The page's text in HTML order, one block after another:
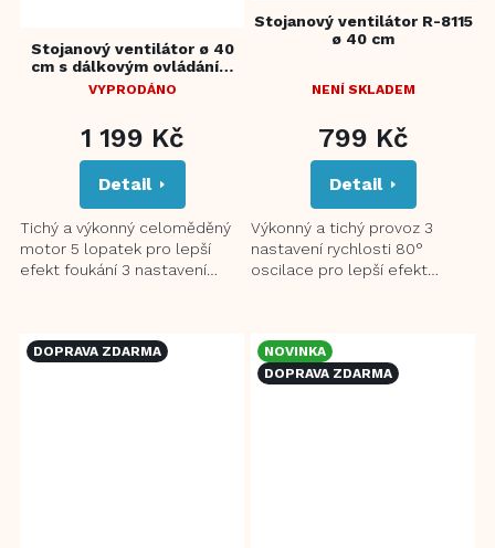
Stojanový ventilátor ø 40
cm s dálkovým ovládáním
R-869
PRŮMĚRNÉ
PRODUKTU
5
HVĚZDIČEK.
VYPRODÁNO
1 199 Kč
Detail
Tichý a výkonný celoměděný
motor 5 lopatek pro lepší
efekt foukání 3 nastavení
Stojanový ventilátor R-8115
ø 40 cm
NENÍ SKLADEM
799 Kč
Detail
Výkonný a tichý provoz 3
nastavení rychlosti 80°
oscilace pro lepší efekt
DOPRAVA ZDARMA
NOVINKA
DOPRAVA ZDARMA